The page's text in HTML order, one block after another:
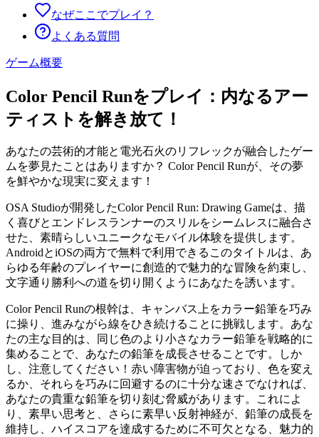
なぜここでプレイ？
よくある質問
ゲーム概要
Color Pencil Runをプレイ：内なるアー
ティストを解き放て！
あなたの芸術的才能と電光石火のリフレックが融合したゲー
ムを夢見たことはありますか？ Color Pencil Runが、その夢
を鮮やかな現実に変えます！
OSA Studioが開発したColor Pencil Run: Drawing Gameは、描
く喜びとエンドレスランナーのスリルをシームレスに融合さ
せた、素晴らしいユニークなモバイル体験を提供します。
AndroidとiOSの両方で無料で利用できるこのタイトルは、あ
らゆる年齢のプレイヤーに創造的で魅力的な冒険を約束し、
文字通り勝利への道を切り開くようにあなたを誘います。
Color Pencil Runの根幹は、キャンバス上をカラー鉛筆を巧み
に操り、進みながら線をひき続けることに挑戦します。あな
たの主な目的は、同じ色のより小さなカラー鉛筆を戦略的に
集めることで、あなたの鉛筆を成長させることです。しか
し、注意してください！赤い障害物が迫っており、色を変え
るか、それらを巧みに回避するのに十分な速さでなければ、
あなたの貴重な鉛筆を切り刻む脅威があります。これによ
り、素早い思考と、さらに素早い反射神経が、鉛筆の成長を
維持し、ハイスコアを達成するために不可欠となる、魅力的